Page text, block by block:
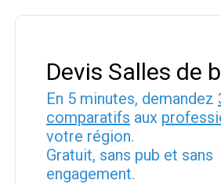
Devis Salles de
En 5 minutes, demandez
comparatifs aux
votre région.
Gratuit, sans pub et sans
engagement.